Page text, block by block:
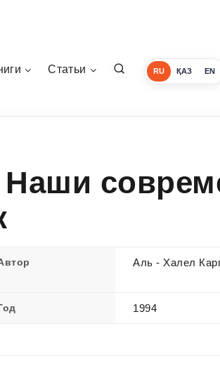
RU ҚАЗ EN
Статьи
Аль - Халел
1994